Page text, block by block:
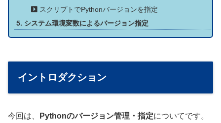
スクリプトでPythonバージョンを指定
システム環境変数によるバージョン指定
イントロダクション
今回は、 Pythonのバージョン管理・指定についてです。